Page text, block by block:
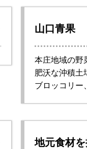
山口青果
本庄地域の野
肥沃な沖積土
ブロッコリー
地元食材